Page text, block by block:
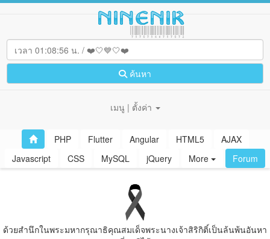
ค้นหา
เมนู | ตั้งค่า
PHP Flutter Angular HTML5
AJAX
Javascript
CSS MySQL jQuery More Forum
ด้วยสํานึกในพระมหากรุณาธิคุณสมเด็จพระนางเจ้าสิริกิติ์เป็นล้นพ้นอันหา